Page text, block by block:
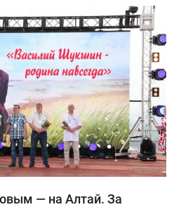
— на Алтай. За